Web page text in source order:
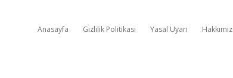
Anasayfa Gizlilik Politikası Yasal Uyarı